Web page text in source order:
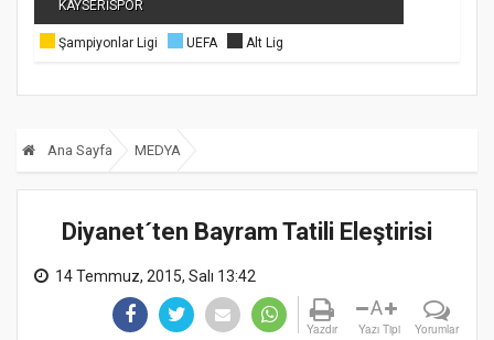
KAYSERİSPOR
Şampiyonlar Ligi UEFA Alt Lig
Ana Sayfa MEDYA
Diyanet´ten Bayram Tatili Eleştirisi
14 Temmuz, 2015, Salı 13:42
Yazdır
A
Yazı Tipi Yorumlar